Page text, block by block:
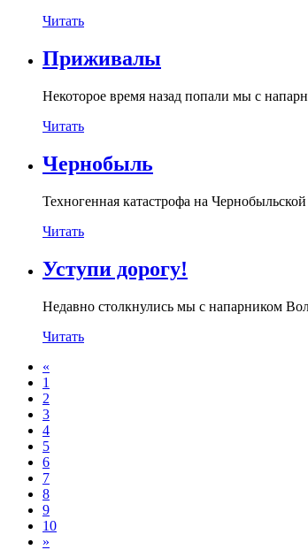
Читать
Приживалы
Некоторое время назад попали мы с
Читать
Чернобыль
Техногенная катастрофа на
Читать
Уступи дорогу!
Недавно столкнулись мы с напарником
Читать
«
1
2
3
4
5
6
7
8
9
10
»